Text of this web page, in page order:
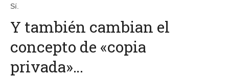
Sí.
Y también cambian el
concepto de «copia
privada»…